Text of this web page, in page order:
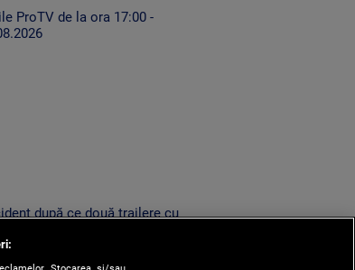
ProTV de la ora 17:00 -
după ce două trailere cu
condus de un șofer neatent